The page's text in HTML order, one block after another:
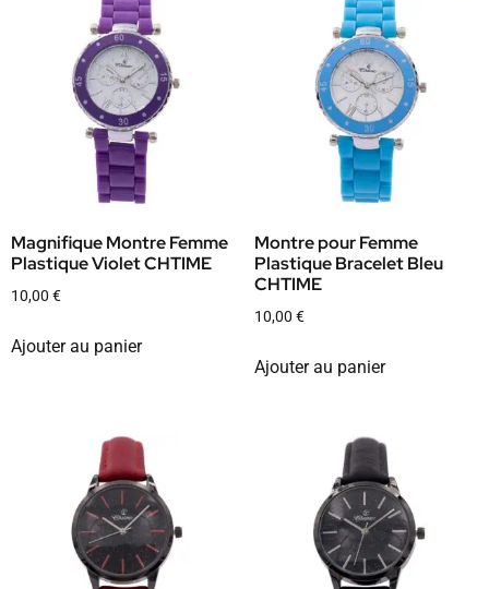
Magnifique Montre Femme
Plastique Violet CHTIME
10,00 €
Ajouter au panier
Montre pour Femme
Plastique Bracelet Bleu
CHTIME
10,00 €
Ajouter au panier